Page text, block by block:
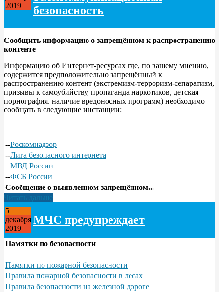
2019
безопасность
Сообщить информацию о запрещённом к распространению
контенте
Информацию об Интернет-ресурсах где, по вашему мнению,
содержится предположительно запрещённый к
распространению контент (экстремизм-терроризм-сепаратизм,
призывы к самоубийству, пропаганда наркотиков, детская
порнография, наличие вредоносных программ) необходимо
сообщать в следующие инстанции:
--Роскомнадзор
--Лига безопасного интернета
--МВД России
--ФСБ России
Сообщение о выявленном запрещённом...
Читать дальше
5
декабря
2019
МЧС предупреждает
Памятки по безопасности
Памятки по пожарной безопасности
Правила пожарной безопасности в лесах
Правила безопасности на железной дороге